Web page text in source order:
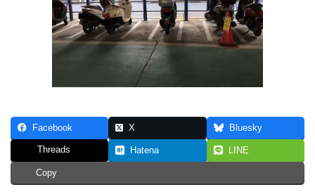
Facebook X Bluesky
Threads Hatena LINE
Copy